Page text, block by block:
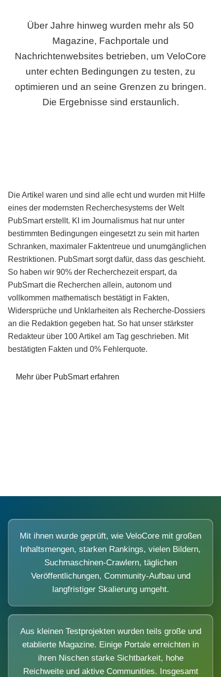
Über Jahre hinweg wurden mehr als 50
Magazine, Fachportale und
Nachrichtenwebsites betrieben, um VeloCore
unter echten Bedingungen zu testen, zu
optimieren und an seine Grenzen zu bringen.
Die Ergebnisse sind erstaunlich.
Die Artikel waren und sind alle echt und wurden mit Hilfe
eines der modernsten Recherchesystems der Welt
PubSmart erstellt. KI im Journalismus hat nur unter
bestimmten Bedingungen eingesetzt zu sein mit harten
Schranken, maximaler Faktentreue und unumgänglichen
Restriktionen. PubSmart sorgt dafür, dass das geschieht.
So haben wir 90% der Recherchezeit erspart, da
PubSmart die Recherchen allein, autonom und
vollkommen mathematisch bestätigt in Fakten,
Widersprüche und Unklarheiten als Recherche-Dossiers
an die Redaktion gegeben hat. So hat unser stärkster
Redakteur über 100 Artikel am Tag geschrieben. Mit
bestätigten Fakten und 0% Fehlerquote.
Mehr über PubSmart erfahren
Mit ihnen wurde geprüft, wie VeloCore mit großen
Inhaltsmengen, starken Rankings, vielen Bildern,
Suchmaschinen-Crawlern, täglichen
Veröffentlichungen, Community-Aufbau und
langfristiger Skalierung umgeht.
Aus kleinen Testprojekten wurden teils große und
etablierte Magazine. Einige Portale erreichten in
ihren Nischen starke Sichtbarkeit, hohe
Reichweite und aktive Communities. Insgesamt